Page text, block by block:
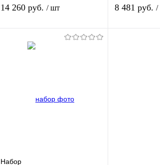
камеры,1080P
14 260 руб. / шт
Подписаться
В избранное
8 481 руб. /
Набор